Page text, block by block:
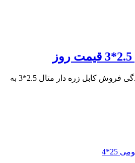
مرکز خرید آراد کابل، نمایندگی فروش کابل زره دار متال 2.5*3 به